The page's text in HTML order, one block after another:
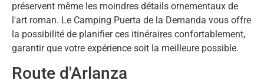
préservent même les moindres détails ornementaux de
l'art roman. Le Camping Puerta de la Demanda vous offre
la possibilité de planifier ces itinéraires confortablement,
garantir que votre expérience soit la meilleure possible.
Route d'Arlanza